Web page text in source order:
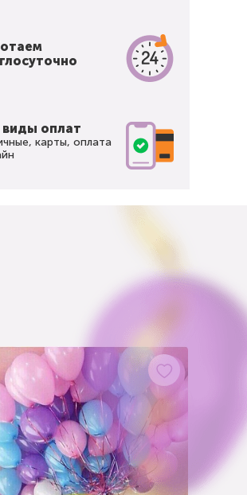
виды оплат
карты, оплата